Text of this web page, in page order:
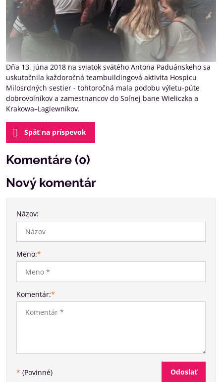
Dňa 13. júna 2018 na sviatok svätého Antona Paduánskeho sa
uskutočnila každoročná teambuildingová aktivita Hospicu
Milosrdných sestier - tohtoročná mala podobu výletu-púte
dobrovoľníkov a zamestnancov do Soľnej bane Wieliczka a
Krakowa–Lagiewnikov.
Späť na príspevok
Komentáre (0)
Nový komentár
Názov:
Meno:*
Komentár:*
* (Povinné) Odoslať